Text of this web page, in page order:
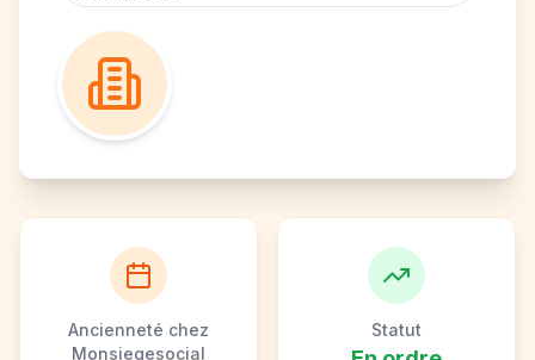
Ancienneté chez
Monsiegesocial
Statut